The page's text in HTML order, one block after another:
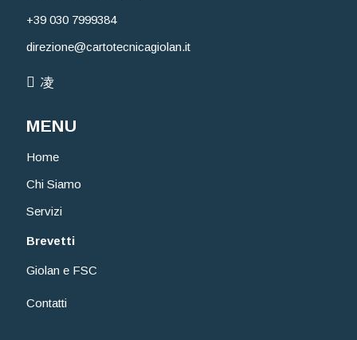
+39 030 7999384
direzione@cartotecnicagiolan.it
MENU
Home
Chi Siamo
Servizi
Brevetti
Giolan e FSC
Contatti